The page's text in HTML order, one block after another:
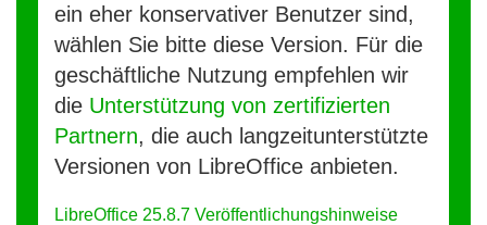
ein eher konservativer Benutzer sind,
wählen Sie bitte diese Version. Für die
geschäftliche Nutzung empfehlen wir
die Unterstützung von zertifizierten
Partnern, die auch langzeitunterstützte
Versionen von LibreOffice anbieten.
LibreOffice 25.8.7 Veröffentlichungshinweise